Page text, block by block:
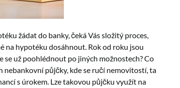
žádat do banky, čeká Vás složitý proces,
na hypotéku dosáhnout. Rok od roku jsou
už poohlédnout po jiných možnostech? Co
nebankovní půjčky, kde se ručí nemovitostí, ta
s úrokem. Lze takovou půjčku využít na